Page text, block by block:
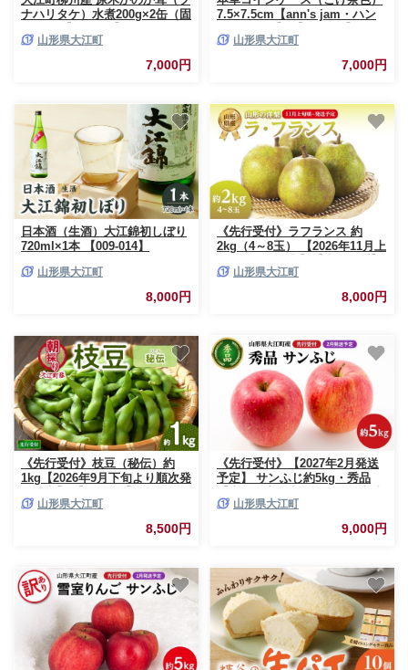
ナハリタケ）水煮200g×2缶（固
山形県大江町
7,000円
7.5×7.5cm【ann's jam・ハン
山形県大江町
7,000円
日本酒（生酒）大江錦初しぼり
720ml×1本 【009-014】
山形県大江町
8,000円
《先行受付》ラフランス 約
2kg（4～8玉） 【2026年11月上
【001-103】
山形県大江町
8,000円
《先行受付》枝豆（秘伝）約
1kg【2026年9月下旬より順次発
山形県大江町
8,500円
《先行受付》【2027年2月発送
予定】 サンふじ約5kg・秀品
農産】 【028-030】
山形県大江町
9,000円